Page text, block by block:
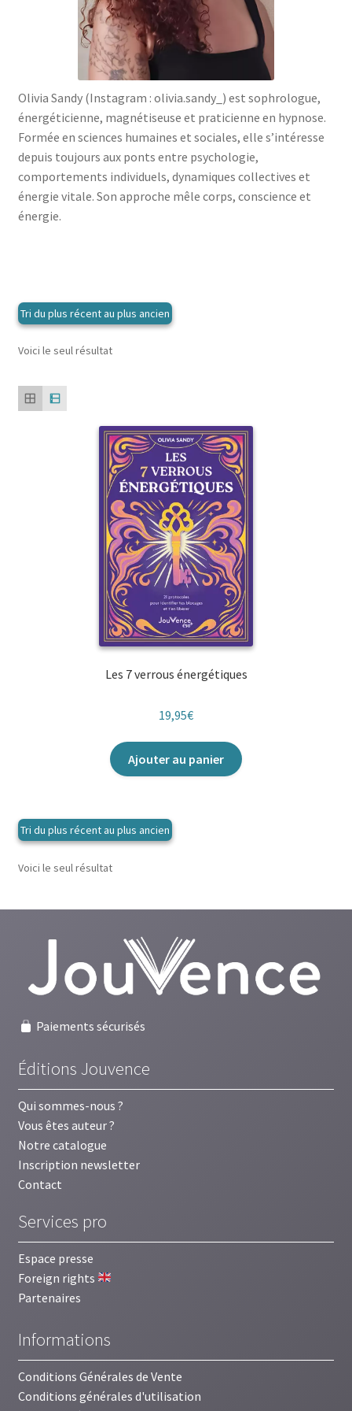
Médecine douces
menu
enfant
Collections
le
menu
enfant
Olivia Sandy (Instagram : olivia.sandy_) est sophrologue,
énergéticienne, magnétiseuse et praticienne en hypnose.
Formée en sciences humaines et sociales, elle s’intéresse
depuis toujours aux ponts entre psychologie,
comportements individuels, dynamiques collectives et
énergie vitale. Son approche mêle corps, conscience et
énergie.
Voici le seul résultat
Les 7 verrous énergétiques
19,95€
Ajouter au panier
Voici le seul résultat
Paiements sécurisés
Éditions Jouvence
Qui sommes-nous ?
Vous êtes auteur ?
Notre catalogue
Inscription newsletter
Contact
Services pro
Espace presse
Foreign rights
Partenaires
Informations
Conditions Générales de Vente
Conditions générales d'utilisation